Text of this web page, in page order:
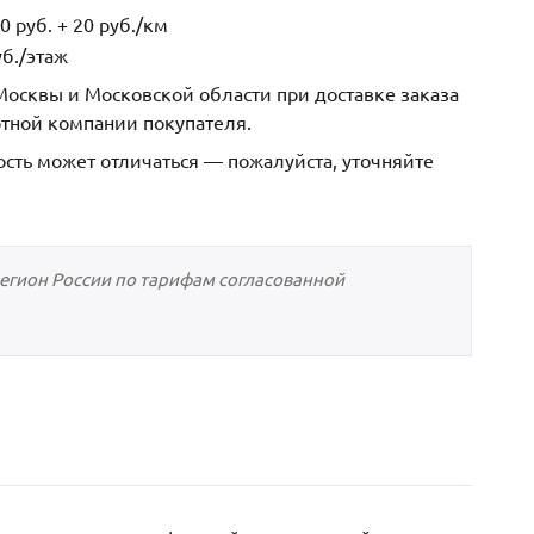
руб. + 20 руб./км
этаж
и Московской области при доставке заказа
компании покупателя.
может отличаться — пожалуйста, уточняйте
России по тарифам согласованной